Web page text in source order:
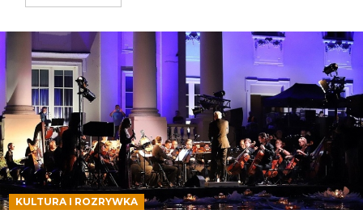
KULTURA I ROZRYWKA